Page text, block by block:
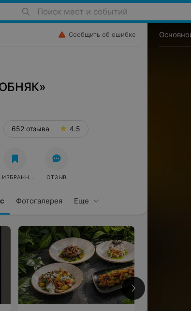
Поиск мест и событий
Сообщить об ошибке
Фотогалерея Еще
652 отзыва 4.5
ИЗБРАННОЕ ОТЗЫВ